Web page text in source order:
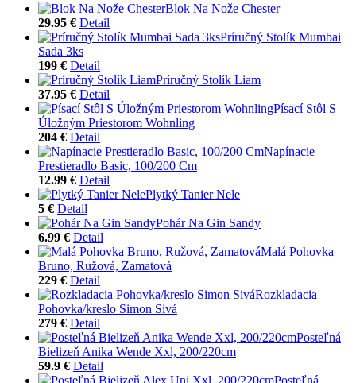
Blok Na Nože Chester
29.95 € Detail
Príručný Stolík Mumbai
Sada 3ks
199 € Detail
Príručný Stolík Liam
37.95 € Detail
Písací Stôl S
Úložným Priestorom Wohnling
204 € Detail
Napínacie
Prestieradlo Basic, 100/200 Cm
12.99 € Detail
Plytký Tanier Nele
5 € Detail
Pohár Na Gin Sandy
6.99 € Detail
Malá Pohovka
Bruno, Ružová, Zamatová
229 € Detail
Rozkladacia
Pohovka/kreslo Simon Sivá
279 € Detail
Posteľná
Bielizeň Anika Wende Xxl, 200/220cm
59.9 € Detail
Posteľná